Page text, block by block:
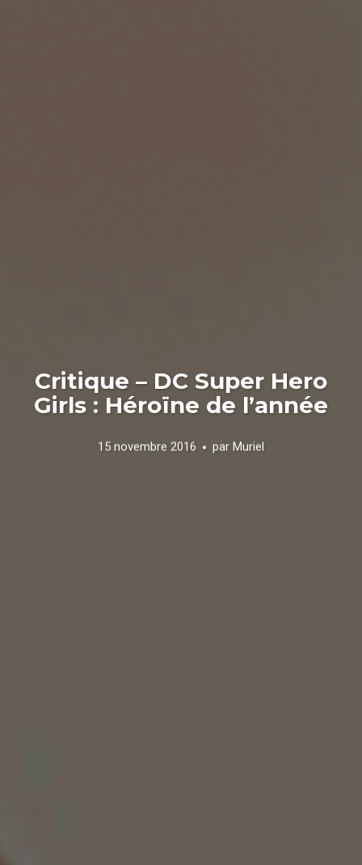
Critique – DC Super Hero
Girls : Héroïne de l’année
15 novembre 2016 par Muriel